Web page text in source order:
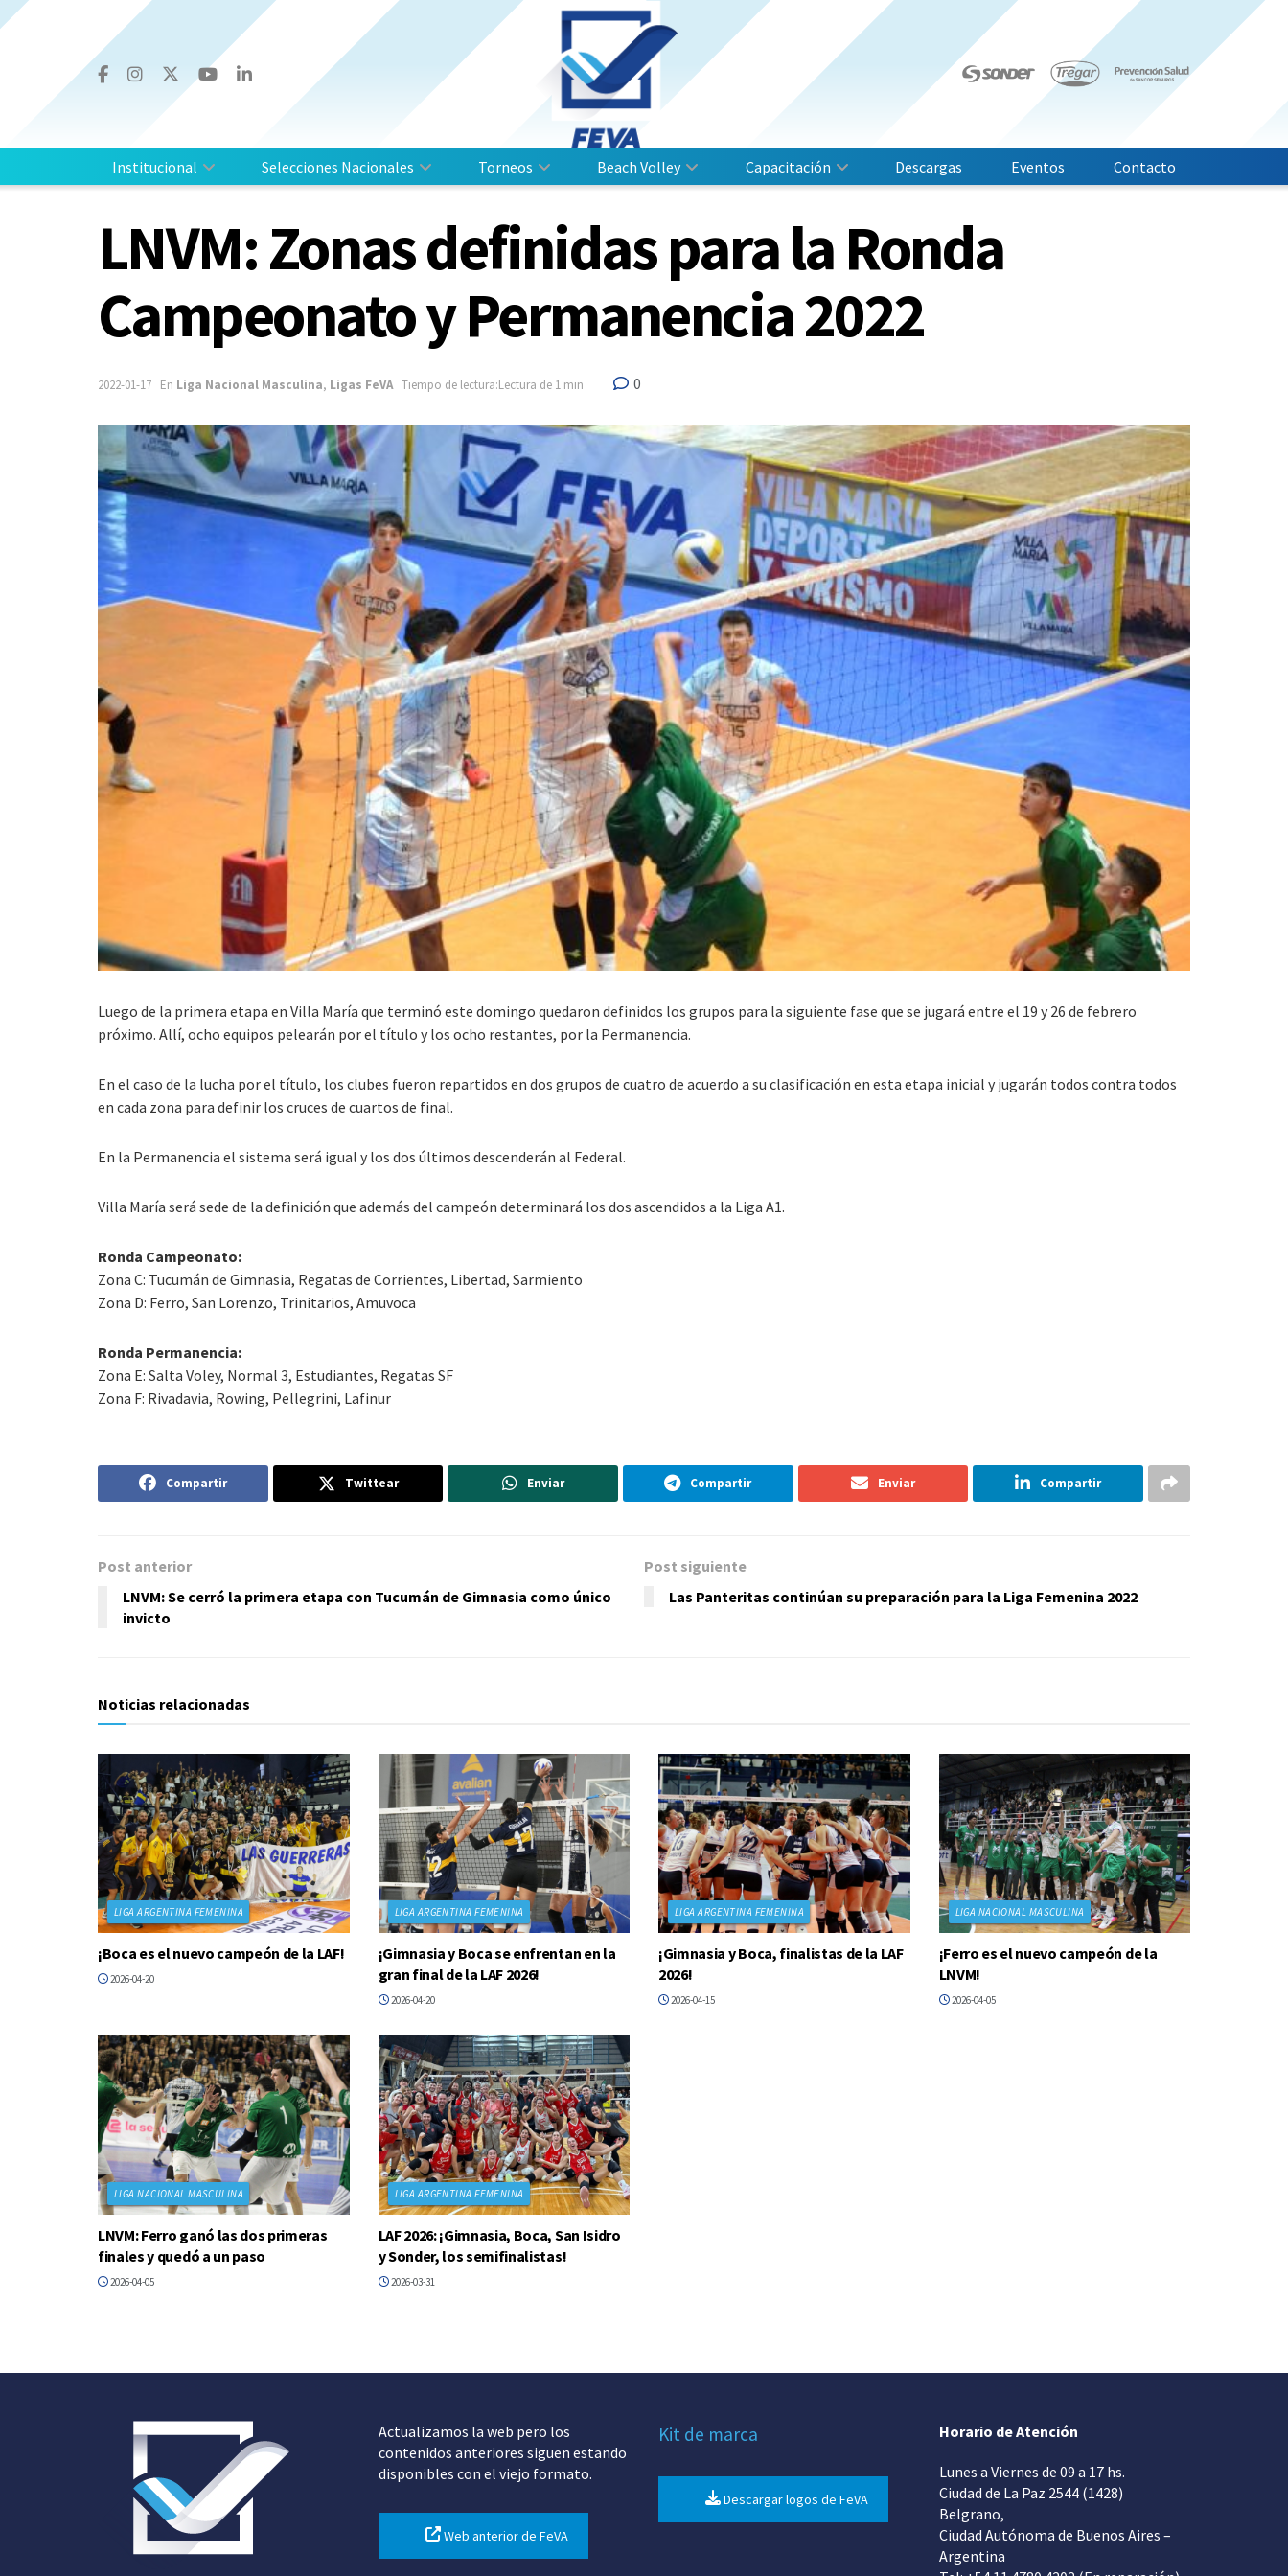
Institucional Selecciones Nacionales Torneos Beach Volley Capacitación Descargas Eventos Contacto
LNVM: Zonas definidas para la Ronda
Campeonato y Permanencia 2022
2022-01-17 En Liga Nacional Masculina, Ligas FeVA Tiempo de lectura:Lectura de 1 min 0
Luego de la primera etapa en Villa María que terminó este domingo quedaron definidos los grupos para la siguiente fase que se jugará entre el 19 y 26 de febrero
próximo. Allí, ocho equipos pelearán por el título y los ocho restantes, por la Permanencia.
En el caso de la lucha por el título, los clubes fueron repartidos en dos grupos de cuatro de acuerdo a su clasificación en esta etapa inicial y jugarán todos contra todos
en cada zona para definir los cruces de cuartos de final.
En la Permanencia el sistema será igual y los dos últimos descenderán al Federal.
Villa María será sede de la definición que además del campeón determinará los dos ascendidos a la Liga A1.
Ronda Campeonato:
Zona C: Tucumán de Gimnasia, Regatas de Corrientes, Libertad, Sarmiento
Zona D: Ferro, San Lorenzo, Trinitarios, Amuvoca
Ronda Permanencia:
Zona E: Salta Voley, Normal 3, Estudiantes, Regatas SF
Zona F: Rivadavia, Rowing, Pellegrini, Lafinur
Compartir Twittear Enviar Compartir Enviar Compartir
Post anterior
LNVM: Se cerró la primera etapa con Tucumán de Gimnasia como único
invicto
Post siguiente
Las Panteritas continúan su preparación para la Liga Femenina 2022
Noticias relacionadas
LIGA ARGENTINA FEMENINA
¡Boca es el nuevo campeón de la LAF!
2026-04-20
LIGA ARGENTINA FEMENINA
¡Gimnasia y Boca se enfrentan en la
gran final de la LAF 2026!
2026-04-20
LIGA ARGENTINA FEMENINA
¡Gimnasia y Boca, finalistas de la LAF
2026!
2026-04-15
LIGA NACIONAL MASCULINA
¡Ferro es el nuevo campeón de la
LNVM!
2026-04-05
LIGA NACIONAL MASCULINA
LNVM: Ferro ganó las dos primeras
finales y quedó a un paso
2026-04-05
LIGA ARGENTINA FEMENINA
LAF 2026: ¡Gimnasia, Boca, San Isidro
y Sonder, los semifinalistas!
2026-03-31
Actualizamos la web pero los
contenidos anteriores siguen estando
disponibles con el viejo formato.
Web anterior de FeVA
Kit de marca
Descargar logos de FeVA
Horario de Atención
Lunes a Viernes de 09 a 17 hs.
Ciudad de La Paz 2544 (1428)
Belgrano,
Ciudad Autónoma de Buenos Aires –
Argentina